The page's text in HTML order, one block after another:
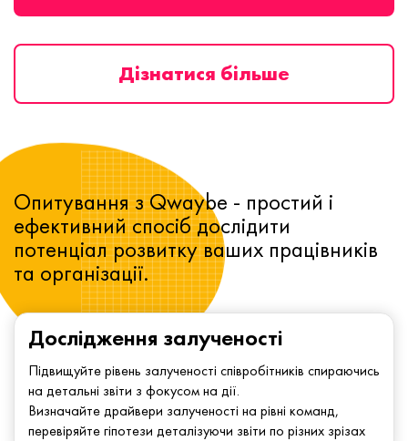
Дізнатися більше
Дослідження залученості
Підвищуйте рівень залученості співробітників спираючись
на детальні звіти з фокусом на дії.
Визначайте драйвери залученості на рівні команд,
перевіряйте гіпотези деталізуючи звіти по різних зрізах
Опитування з Qwaybe - простий і
ефективний спосіб дослідити
потенціал розвитку ваших працівників
та організації.